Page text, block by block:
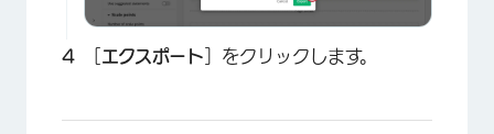
エクスポート ］をクリックします。